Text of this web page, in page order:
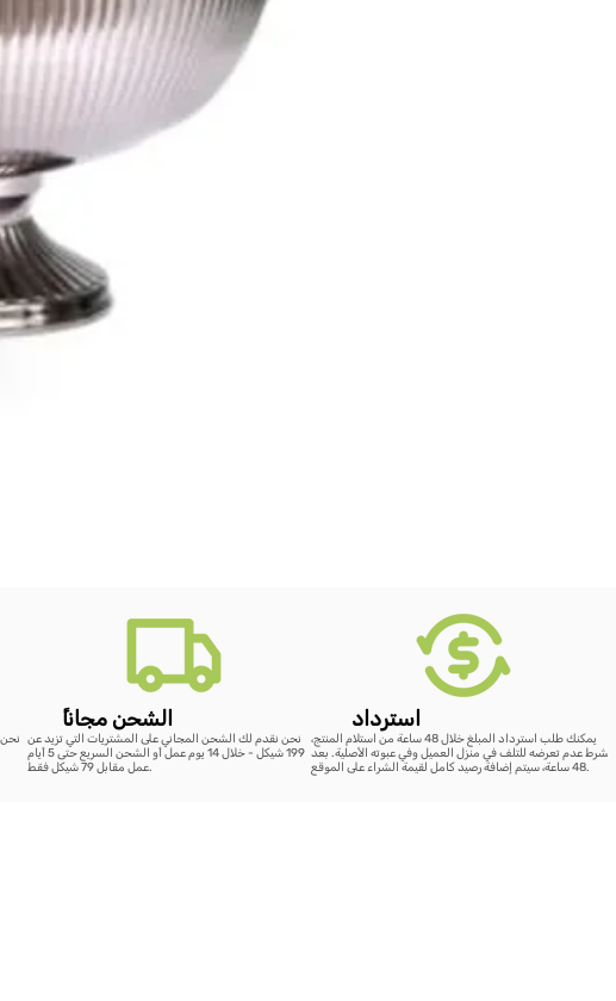
ًالشحن مجانا
نحن نقدم لك الشحن المجاني على المشتريات التي تزيد عن
199 شيكل - خلال 14 يوم عمل أو الشحن السريع حتى 5 أيام
عمل مقابل 79 شيكل فقط.
استرداد
يمكنك طلب استرداد المبلغ خلال 48 ساعة من استلام المنتج،
بشرط عدم تعرضه للتلف في منزل العميل وفي عبوته الأصلية. بعد
48 ساعة، سيتم إضافة رصيد كامل لقيمة الشراء على الموقع.